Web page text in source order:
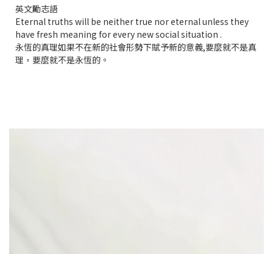
英文勵志語
Eternal truths will be neither true nor eternal unless they
have fresh meaning for every new social situation .
永恆的真理如果不在新的社會形勢下賦予新的意義,要麼就不是真
理，要麼就不是永恆的。